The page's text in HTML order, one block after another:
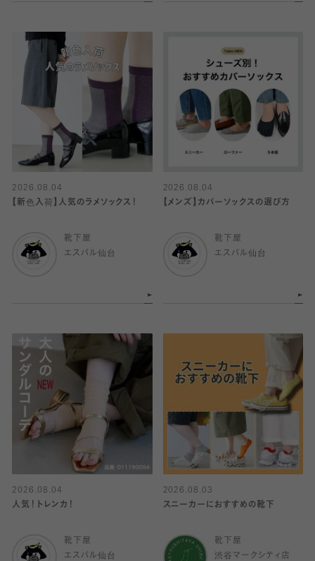
2026.08.04
【新色入荷】人気のラメソックス！
靴下屋
エスパル仙台
2026.08.04
【メンズ】カバーソックスの選び方
靴下屋
エスパル仙台
2026.08.04
人気！トレンカ！
靴下屋
エスパル仙台
2026.08.03
スニーカーにおすすめの靴下
靴下屋
渋谷マークシティ店